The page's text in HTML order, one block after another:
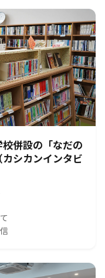
併設の「なだの
シカンインタビ